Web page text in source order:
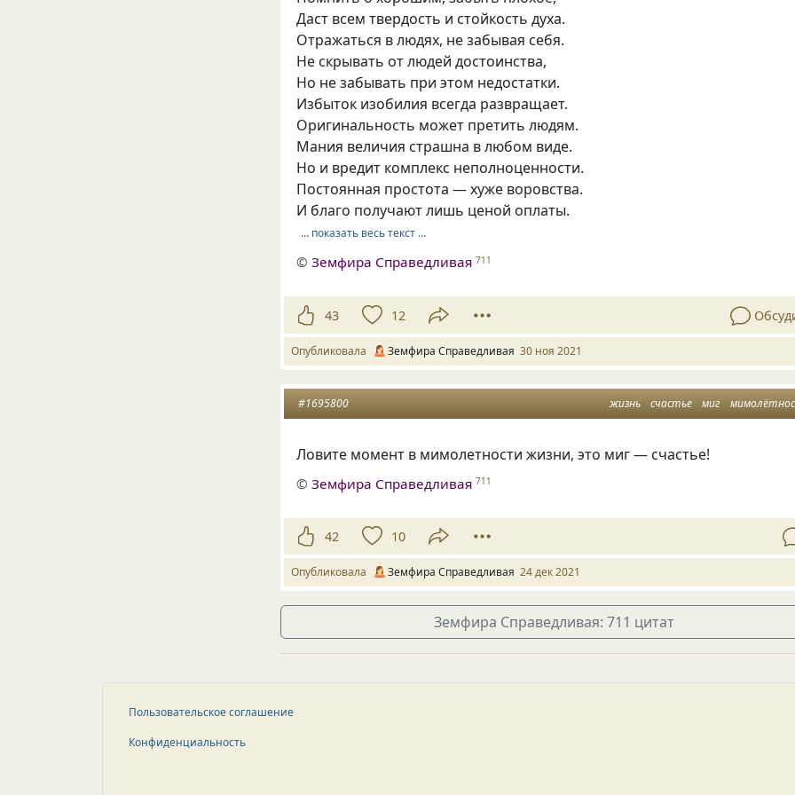
Даст всем твердость и стойкость духа.
Отражаться в людях, не забывая себя.
Не скрывать от людей достоинства,
Но не забывать при этом недостатки.
Избыток изобилия всегда развращает.
Оригинальность может претить людям.
Мания величия страшна в любом виде.
Но и вредит комплекс неполноценности.
Постоянная простота — хуже воровства.
И благо получают лишь ценой оплаты.
… показать весь текст …
©Земфира Справедливая 711
43 12
Опубликовала Земфира Справедливая 30 ноя 2021
жизнь счастье миг
#1695800
Ловите момент в мимолетности жизни, это миг — счастье!
©Земфира Справедливая 711
42 10
Опубликовала Земфира Справедливая 24 дек 2021
Земфира Справедливая: 711 цитат
Пользовательское соглашение
Конфиденциальность